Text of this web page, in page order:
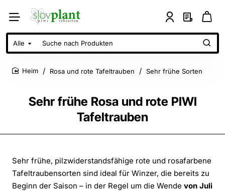
Alle
Suche
nach
Produkten
Sehr frühe Rosa und rote PIWI
Tafeltrauben
Rosa und rote Tafeltrauben Sehr frühe Sorten
Sehr frühe, pilzwiderstandsfähige rote und rosafarbene
Tafeltraubensorten sind ideal für Winzer, die bereits zu
Beginn der Saison – in der Regel um die Wende von Juli